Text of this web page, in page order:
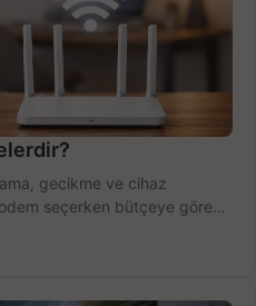
gecikme ve cihaz
seçerken bütçeye göre